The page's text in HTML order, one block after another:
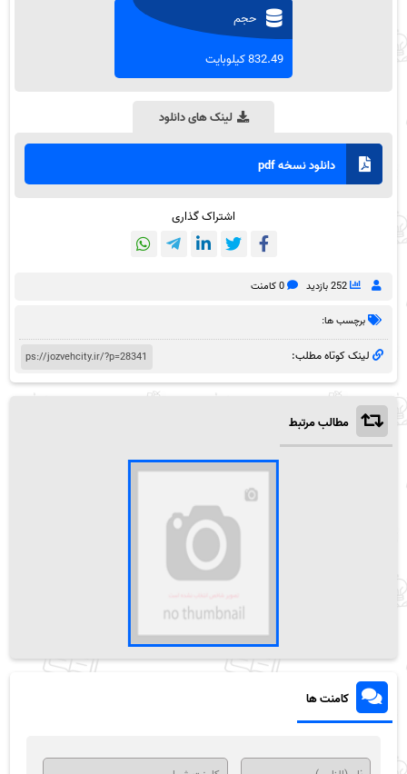
حجم
832.49 کیلوبایت
لینک های دانلود
دانلود نسخه pdf
اشتراک گذاری
252 بازدید 0 کامنت
برچسب ها:
لینک کوتاه مطلب:
مطالب مرتبط
کامنت ها